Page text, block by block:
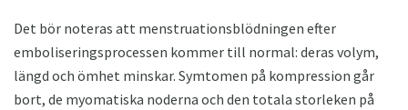
Det bör noteras att menstruationsblödningen efter
emboliseringsprocessen kommer till normal: deras volym,
längd och ömhet minskar. Symtomen på kompression går
bort, de myomatiska noderna och den totala storleken på